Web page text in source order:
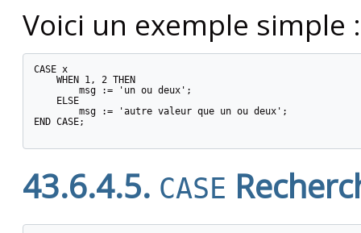
Voici un exemple simple :
CASE x
    WHEN 1, 2 THEN
        msg := 'un ou deux';
    ELSE
        msg := 'autre valeur que un ou deux';
END CASE;
43.6.4.5. CASE